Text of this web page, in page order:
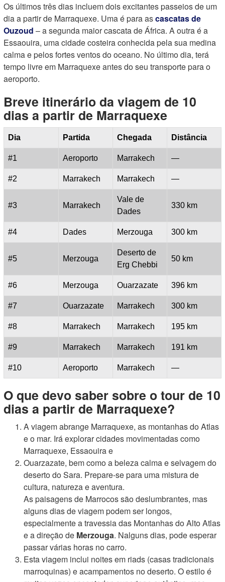
Os últimos três dias incluem dois excitantes passeios de um
dia a partir de Marraquexe. Uma é para ascascatas de
Ouzoud – a segunda maior cascata de África. A outra é a
Essaouira, uma cidade costeira conhecida pela sua medina
calma e pelos fortes ventos do oceano. No último dia, terá
tempo livre em Marraquexe antes do seu transporte para o
aeroporto.
Breve itinerário da viagem de 10
dias a partir de Marraquexe
Dia Partida Chegada Distância
#1 Aeroporto Marrakech —
#2 Marrakech Marrakech —
#3 Marrakech
Vale de
Dades
330 km
#4 Dades Merzouga 300 km
#5 Merzouga
Deserto de
Erg Chebbi
50 km
#6 Merzouga Ouarzazate 396 km
#7 Ouarzazate Marrakech 300 km
#8 Marrakech Marrakech 195 km
#9 Marrakech Marrakech 191 km
#10 Aeroporto Marrakech —
O que devo saber sobre o tour de 10
dias a partir de Marraquexe?
A viagem abrange Marraquexe, as montanhas do Atlas
e o mar. Irá explorar cidades movimentadas como
Marraquexe, Essaouira e
Ouarzazate, bem como a beleza calma e selvagem do
deserto do Sara. Prepare-se para uma mistura de
cultura, natureza e aventura.
As paisagens de Marrocos são deslumbrantes, mas
alguns dias de viagem podem ser longos,
especialmente a travessia das Montanhas do Alto Atlas
e a direção de Merzouga. Nalguns dias, pode esperar
passar várias horas no carro.
Esta viagem inclui noites em riads (casas tradicionais
marroquinas) e acampamentos no deserto. O estilo é